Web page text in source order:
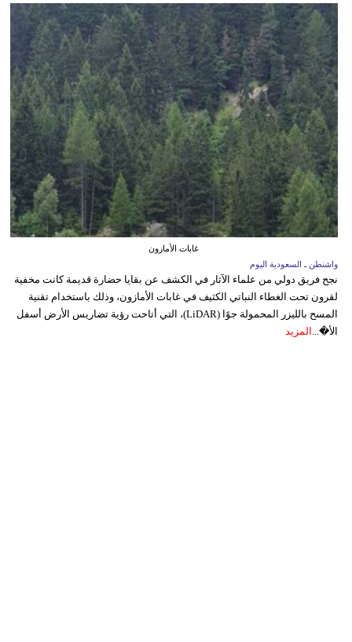
غابات الأمازون
واشنطن ـ السعودية اليوم
نجح فريق دولي من علماء الآثار في الكشف عن بقايا حضارة قديمة كانت مخفية
لقرون تحت الغطاء النباتي الكثيف في غابات الأمازون، وذلك باستخدام تقنية
المسح بالليزر المحمولة جوًا (LiDAR)، التي أتاحت رؤية تضاريس الأرض أسفل
الأ�... المزيد